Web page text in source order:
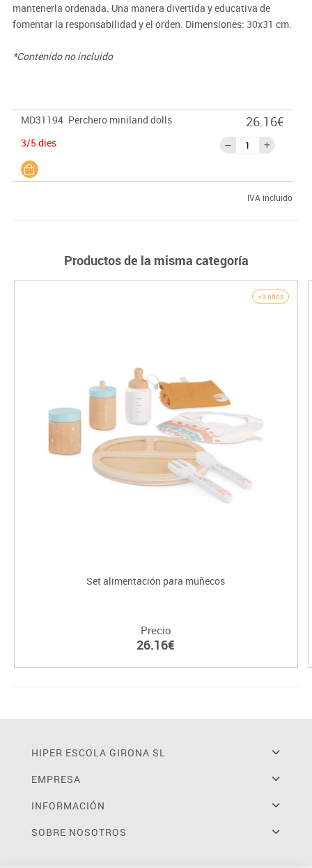
mantenerla ordenada. Una manera divertida y educativa de
fomentar la responsabilidad y el orden. Dimensiones: 30x31 cm.
*Contenido no incluido
MD31194 Perchero miniland dolls
3/5 dies
26.16€
IVA incluido
Productos de la misma categoría
+3 años
Set alimentación para muñecos
Precio
26.16€
HIPER ESCOLA GIRONA SL
EMPRESA
INFORMACIÓN
SOBRE NOSOTROS